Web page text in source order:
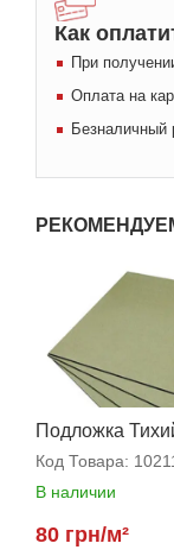
Как
При
Оплата на
Безналичный
Подложка
мм
Код Товара:
В наличии
80 грн/м²